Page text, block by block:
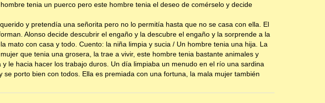
tenia un puerco pero este hombre tenia el deseo de comérselo y decide
y pretendía una señorita pero no lo permitía hasta que no se casa con ella. El
Alonso decide descubrir el engaño y la descubre el engaño y la sorprende a la
mato con casa y todo. Cuento: la niña limpia y sucia / Un hombre tenia una hija. La
que tenia una grosera, la trae a vivir, este hombre tenia bastante animales y
le hacia hacer los trabajo duros. Un día limpiaba un menudo en el río una sardina
porto bien con todos. Ella es premiada con una fortuna, la mala mujer también